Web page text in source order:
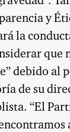
y
la
que
debido al
de su
“El